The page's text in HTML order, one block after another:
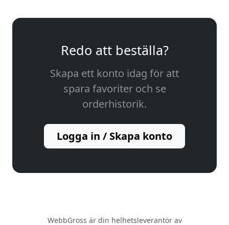
Redo att beställa?
Skapa ett konto idag för att
spara favoriter och se
orderhistorik.
Logga in / Skapa konto
WebbGross är din helhetsleverantör av